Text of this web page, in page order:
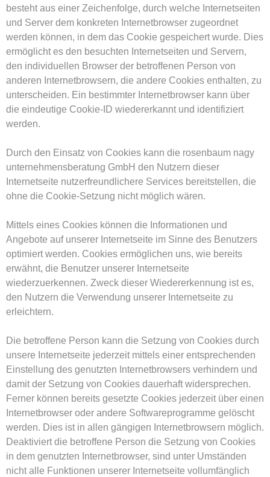
besteht aus einer Zeichenfolge, durch welche Internetseiten
und Server dem konkreten Internetbrowser zugeordnet
werden können, in dem das Cookie gespeichert wurde. Dies
ermöglicht es den besuchten Internetseiten und Servern,
den individuellen Browser der betroffenen Person von
anderen Internetbrowsern, die andere Cookies enthalten, zu
unterscheiden. Ein bestimmter Internetbrowser kann über
die eindeutige Cookie-ID wiedererkannt und identifiziert
werden.
Durch den Einsatz von Cookies kann die rosenbaum nagy
unternehmensberatung GmbH den Nutzern dieser
Internetseite nutzerfreundlichere Services bereitstellen, die
ohne die Cookie-Setzung nicht möglich wären.
Mittels eines Cookies können die Informationen und
Angebote auf unserer Internetseite im Sinne des Benutzers
optimiert werden. Cookies ermöglichen uns, wie bereits
erwähnt, die Benutzer unserer Internetseite
wiederzuerkennen. Zweck dieser Wiedererkennung ist es,
den Nutzern die Verwendung unserer Internetseite zu
erleichtern.
Die betroffene Person kann die Setzung von Cookies durch
unsere Internetseite jederzeit mittels einer entsprechenden
Einstellung des genutzten Internetbrowsers verhindern und
damit der Setzung von Cookies dauerhaft widersprechen.
Ferner können bereits gesetzte Cookies jederzeit über einen
Internetbrowser oder andere Softwareprogramme gelöscht
werden. Dies ist in allen gängigen Internetbrowsern möglich.
Deaktiviert die betroffene Person die Setzung von Cookies
in dem genutzten Internetbrowser, sind unter Umständen
nicht alle Funktionen unserer Internetseite vollumfänglich